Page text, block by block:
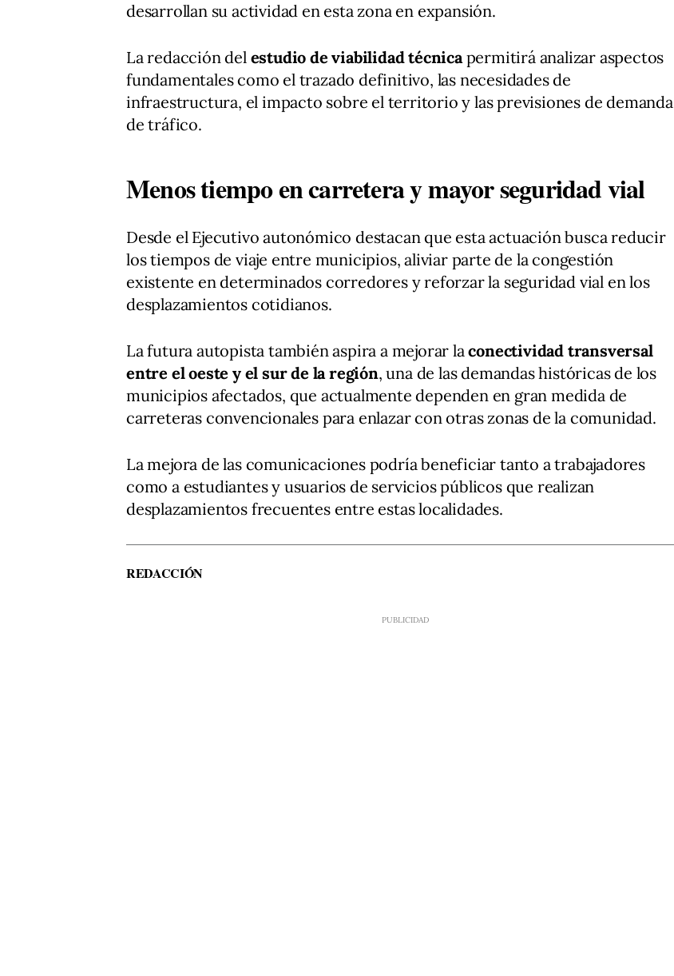
desarrollan su actividad en esta zona en expansión.
La redacción del estudio de viabilidad técnicapermitirá analizar aspectos
fundamentales como el trazado definitivo, las necesidades de
infraestructura, el impacto sobre el territorio y las previsiones de demanda
de tráfico.
Menos tiempo en carretera y mayor seguridad vial
Desde el Ejecutivo autonómico destacan que esta actuación busca reducir
los tiempos de viaje entre municipios, aliviar parte de la congestión
existente en determinados corredores y reforzar la seguridad vial en los
desplazamientos cotidianos.
La futura autopista también aspira a mejorar laconectividad transversal
entre el oeste y el sur de la región, una de las demandas históricas de los
municipios afectados, que actualmente dependen en gran medida de
carreteras convencionales para enlazar con otras zonas de la comunidad.
La mejora de las comunicaciones podría beneficiar tanto a trabajadores
como a estudiantes y usuarios de servicios públicos que realizan
desplazamientos frecuentes entre estas localidades.
REDACCIÓN